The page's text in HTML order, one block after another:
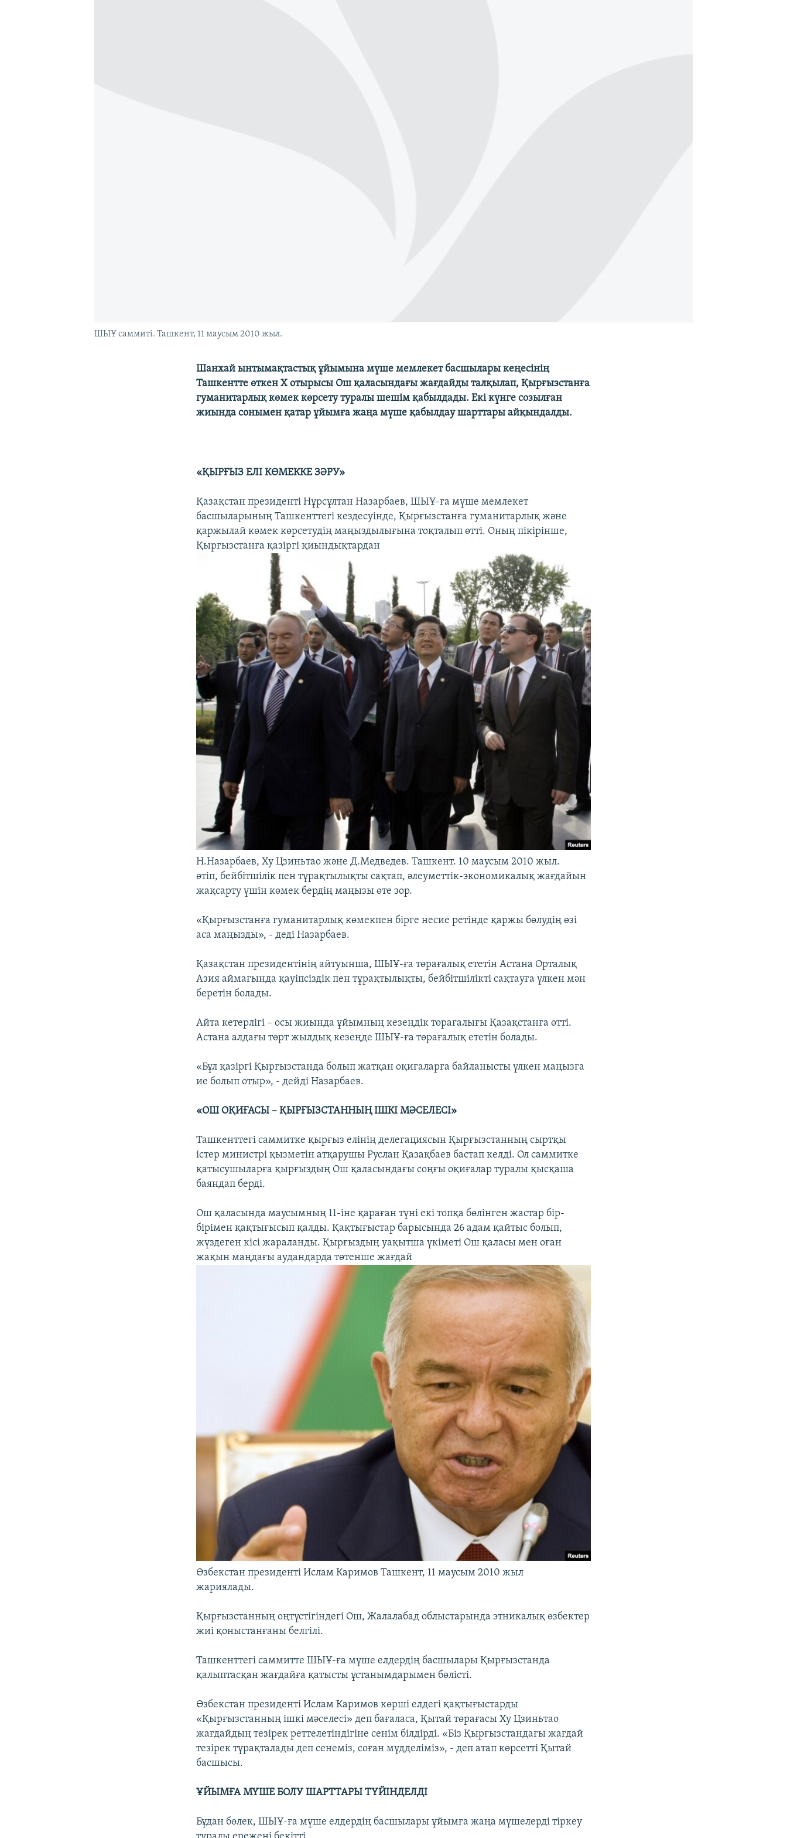
ШЫҰ саммиті. Taшкент, 11 маусым 2010 жыл.
Шанхай ынтымақтастық ұйымына мүше мемлекет басшылары кеңесінің
Ташкентте өткен Х отырысы Ош қаласындағы жағдайды талқылап, Қырғызстанға
гуманитарлық көмек көрсету туралы шешім қабылдады. Екі күнге созылған
жиында сонымен қатар ұйымға жаңа мүше қабылдау шарттары айқындалды.
«ҚЫРҒЫЗ ЕЛІ КӨМЕККЕ ЗӘРУ»
Қазақстан президенті Нұрсұлтан Назарбаев, ШЫҰ-ға мүше мемлекет
басшыларының Ташкенттегі кездесуінде, Қырғызстанға гуманитарлық және
қаржылай көмек көрсетудің маңыздылығына тоқталып өтті. Оның пікірінше,
Қырғызстанға қазіргі қиындықтардан
Н.Назарбаев, Ху Цзиньтао және Д.Медведев. Ташкент. 10 маусым 2010 жыл.
өтіп, бейбітшілік пен тұрақтылықты сақтап, әлеуметтік-экономикалық жағдайын
жақсарту үшін көмек бердің маңызы өте зор.
«Қырғызстанға гуманитарлық көмекпен бірге несие ретінде қаржы бөлудің өзі
аса маңызды», - деді Назарбаев.
Қазақстан президентінің айтуынша, ШЫҰ-ға төрағалық ететін Астана Орталық
Азия аймағында қауіпсіздік пен тұрақтылықты, бейбітшілікті сақтауға үлкен мән
беретін болады.
Айта кетерлігі – осы жиында ұйымның кезеңдік төрағалығы Қазақстанға өтті.
Астана алдағы төрт жылдық кезеңде ШЫҰ-ға төрағалық ететін болады.
«Бұл қазіргі Қырғызстанда болып жатқан оқиғаларға байланысты үлкен маңызға
ие болып отыр», - дейді Назарбаев.
«ОШ ОҚИҒАСЫ – ҚЫРҒЫЗСТАННЫҢ ІШКІ МӘСЕЛЕСІ»
Ташкенттегі саммитке қырғыз елінің делегациясын Қырғызстанның сыртқы
істер министрі қызметін атқарушы Руслан Қазақбаев бастап келді. Ол саммитке
қатысушыларға қырғыздың Ош қаласындағы соңғы оқиғалар туралы қысқаша
баяндап берді.
Ош қаласында маусымның 11-іне қараған түні екі топқа бөлінген жастар бір-
бірімен қақтығысып қалды. Қақтығыстар барысында 26 адам қайтыс болып,
жүздеген кісі жараланды. Қырғыздың уақытша үкіметі Ош қаласы мен оған
жақын маңдағы аудандарда төтенше жағдай
Өзбекстан президенті Ислам Каримов Ташкент, 11 маусым 2010 жыл
жариялады.
Қырғызстанның оңтүстігіндегі Ош, Жалалабад облыстарында этникалық өзбектер
жиі қоныстанғаны белгілі.
Ташкенттегі саммитте ШЫҰ-ға мүше елдердің басшылары Қырғызстанда
қалыптасқан жағдайға қатысты ұстанымдарымен бөлісті.
Өзбекстан президенті Ислам Каримов көрші елдегі қақтығыстарды
«Қырғызстанның ішкі мәселесі» деп бағаласа, Қытай төрағасы Ху Цзиньтао
жағдайдың тезірек реттелетіндігіне сенім білдірді. «Біз Қырғызстандағы жағдай
тезірек тұрақталады деп сенеміз, соған мүдделіміз», - деп атап көрсетті Қытай
басшысы.
ҰЙЫМҒА МҮШЕ БОЛУ ШАРТТАРЫ ТҮЙІНДЕЛДІ
Бұдан бөлек, ШЫҰ-ға мүше елдердің басшылары ұйымға жаңа мүшелерді тіркеу